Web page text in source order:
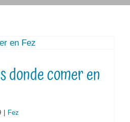
donde comer en
Fez